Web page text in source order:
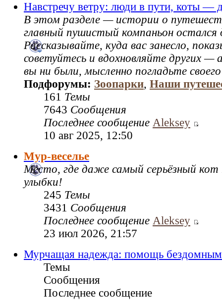
Навстречу ветру: люди в пути, коты —
В этом разделе — истории о
главный пушистый компаньон остался
Рассказывайте, куда вас занесло,
советуйтесь и вдохновляйте других —
вы ни были, мысленно погладьте
Подфорумы: Зоопарки, Наши
161 Темы
7643 Сообщения
Последнее сообщение Aleksey
10 авг 2025, 12:50
Мур-веселье
Место, где даже самый серьёзный
улыбки!
245 Темы
3431 Сообщения
Последнее сообщение Aleksey
23 июл 2026, 21:57
Мурчащая надежда: помощь
Темы
Сообщения
Последнее сообщение